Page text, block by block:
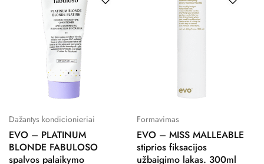
Dažantys kondicionieriai
EVO – PLATINUM
BLONDE FABULOSO
spalvos palaikymo
Formavimas
EVO – MISS MALLEABLE
stiprios fiksacijos
užbaigimo lakas. 300ml